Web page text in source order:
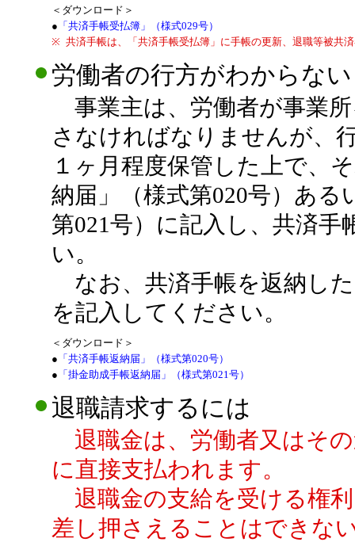
＜ダウンロード＞
● 「共済手帳受払簿」（様式029号）
※ 共済手帳は、「共済手帳受払簿」に手帳の更新、退職等被共
労働者の行方がわからな
事業主は、労働者が事業
さなければなりませんが、
１ヶ月程度保管した上で、
納届」（様式第020号）ある
第021号）に記入し、共済
い。
なお、共済手帳を返納し
を記入してください。
＜ダウンロード＞
● 「共済手帳返納届」（様式第020号）
● 「掛金助成手帳返納届」（様式第021号）
退職請求するには
退職金は、労働者又はそ
に直接支払われます。
退職金の支給を受ける権
差し押さえることはできな